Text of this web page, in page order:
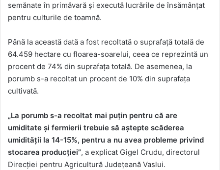
semănate în primăvară și execută lucrările de însămânțat
pentru culturile de toamnă.
Până la această dată a fost recoltată o suprafață totală de
64.459 hectare cu floarea-soarelui, ceea ce reprezintă un
procent de 74% din suprafața totală. De asemenea, la
porumb s-a recoltat un procent de 10% din suprafața
cultivată.
„La porumb s-a recoltat mai puțin pentru că are
umiditate și fermierii trebuie să aștepte scăderea
umidității la 14-15%, pentru a nu avea probleme privind
stocarea producției”, a explicat Gigel Crudu, directorul
Direcției pentru Agricultură Județeană Vaslui.